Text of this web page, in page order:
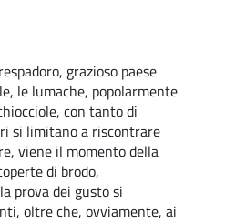
grazioso paese
le lumache, popolarmente
con tanto di
si limitano a riscontrare
viene il momento della
di brodo,
prova dei gusto si
oltre che, ovviamente, ai